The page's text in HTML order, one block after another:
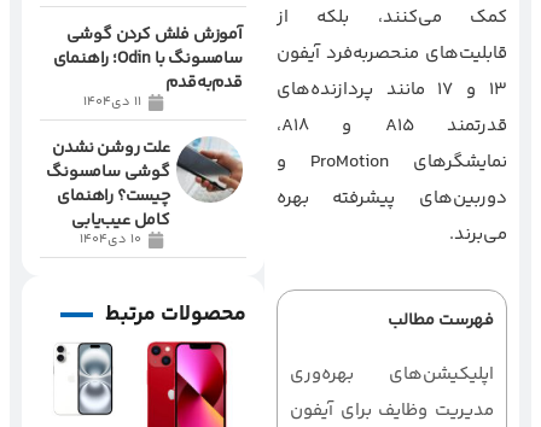
کمک می‌کنند، بلکه از
قابلیت‌های منحصربه‌فرد آیفون
13 و 17 مانند پردازنده‌های
قدرتمند A15 و A18،
نمایشگرهای ProMotion و
دوربین‌های پیشرفته بهره
می‌برند.
فهرست مطالب
اپلیکیشن‌های بهره‌وری
مدیریت وظایف برای آیفون
آموزش فلش کردن گوشی
سامسونگ با Odin؛ راهنمای
قدم‌به‌قدم
11 دی1404
علت روشن نشدن
گوشی سامسونگ
چیست؟ راهنمای
کامل عیب‌یابی
10 دی1404
محصولات مرتبط